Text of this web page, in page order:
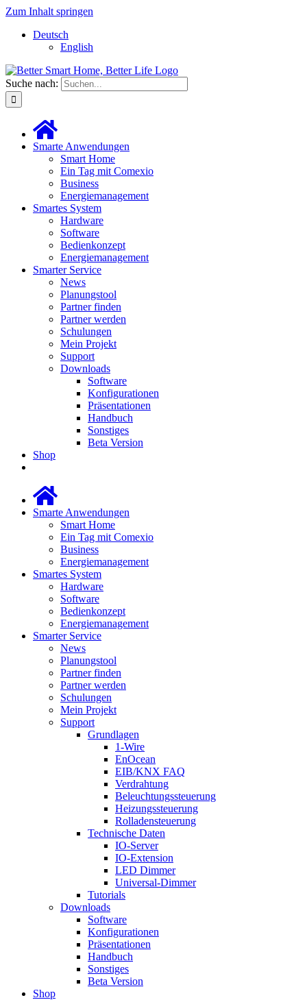
Zum Inhalt springen
Deutsch
English
Suche nach:
Smarte Anwendungen
Smart Home
Ein Tag mit Comexio
Business
Energiemanagement
Smartes System
Hardware
Software
Bedienkonzept
Energiemanagement
Smarter Service
News
Planungstool
Partner finden
Partner werden
Schulungen
Mein Projekt
Support
Downloads
Software
Konfigurationen
Präsentationen
Handbuch
Sonstiges
Beta Version
Shop
Smarte Anwendungen
Smart Home
Ein Tag mit Comexio
Business
Energiemanagement
Smartes System
Hardware
Software
Bedienkonzept
Energiemanagement
Smarter Service
News
Planungstool
Partner finden
Partner werden
Schulungen
Mein Projekt
Support
Grundlagen
1-Wire
EnOcean
EIB/KNX FAQ
Verdrahtung
Beleuchtungssteuerung
Heizungssteuerung
Rolladensteuerung
Technische Daten
IO-Server
IO-Extension
LED Dimmer
Universal-Dimmer
Tutorials
Downloads
Software
Konfigurationen
Präsentationen
Handbuch
Sonstiges
Beta Version
Shop